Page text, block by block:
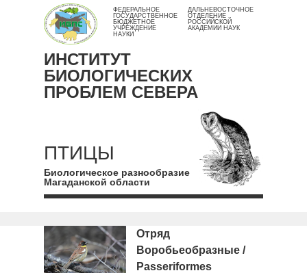
ИНСТИТУТ
БИОЛОГИЧЕСКИХ
ПРОБЛЕМ СЕВЕРА
ФЕДЕРАЛЬНОЕ
ГОСУДАРСТВЕННОЕ
БЮДЖЕТНОЕ
УЧРЕЖДЕНИЕ
НАУКИ
ДАЛЬНЕВОСТОЧНОЕ
ОТДЕЛЕНИЕ
РОССИЙСКОЙ
АКАДЕМИИ НАУК
ПТИЦЫ
Биологическое разнообразие
Магаданской области
Отряд
Воробьеобразные /
Passeriformes